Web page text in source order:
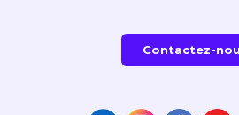
Contactez-